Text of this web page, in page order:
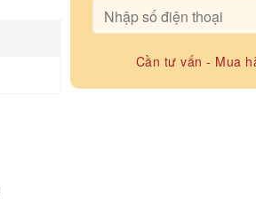
Cần tư vấn - Mua